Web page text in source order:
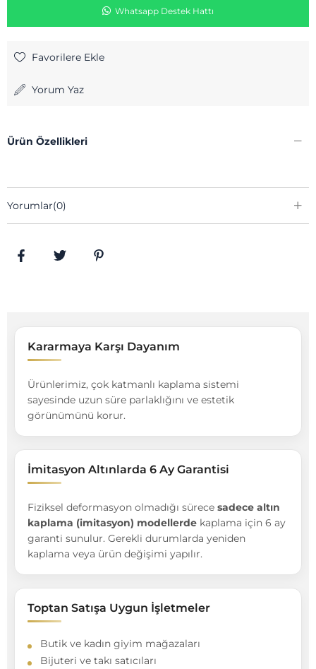
Whatsapp Destek Hattı
Favorilere Ekle
Yorum Yaz
Ürün Özellikleri
Yorumlar(0)
Kararmaya Karşı Dayanım
Ürünlerimiz, çok katmanlı kaplama sistemi
sayesinde uzun süre parlaklığını ve estetik
görünümünü korur.
İmitasyon Altınlarda 6 Ay Garantisi
Fiziksel deformasyon olmadığı sürece sadece altın
kaplama (imitasyon) modellerde kaplama için 6 ay
garanti sunulur. Gerekli durumlarda yeniden
kaplama veya ürün değişimi yapılır.
Toptan Satışa Uygun İşletmeler
Butik ve kadın giyim mağazaları
Bijuteri ve takı satıcıları